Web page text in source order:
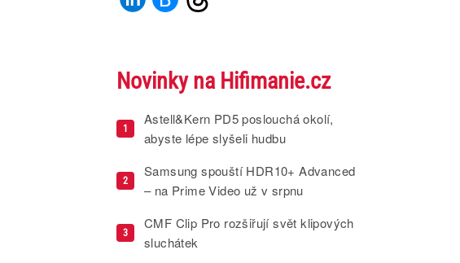
Novinky na Hifimanie.cz
1
Astell&Kern PD5 poslouchá okolí,
abyste lépe slyšeli hudbu
2
Samsung spouští HDR10+ Advanced
– na Prime Video už v srpnu
3
CMF Clip Pro rozšiřují svět klipových
sluchátek